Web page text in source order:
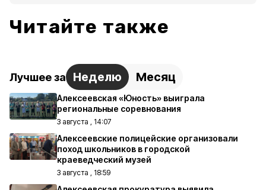
Читайте также
Лучшее за Неделю Месяц
Алексеевская «Юность» выиграла
региональные соревнования
3 августа , 14:07
Алексеевские полицейские организовали
поход школьников в городской
краеведческий музей
3 августа , 18:59